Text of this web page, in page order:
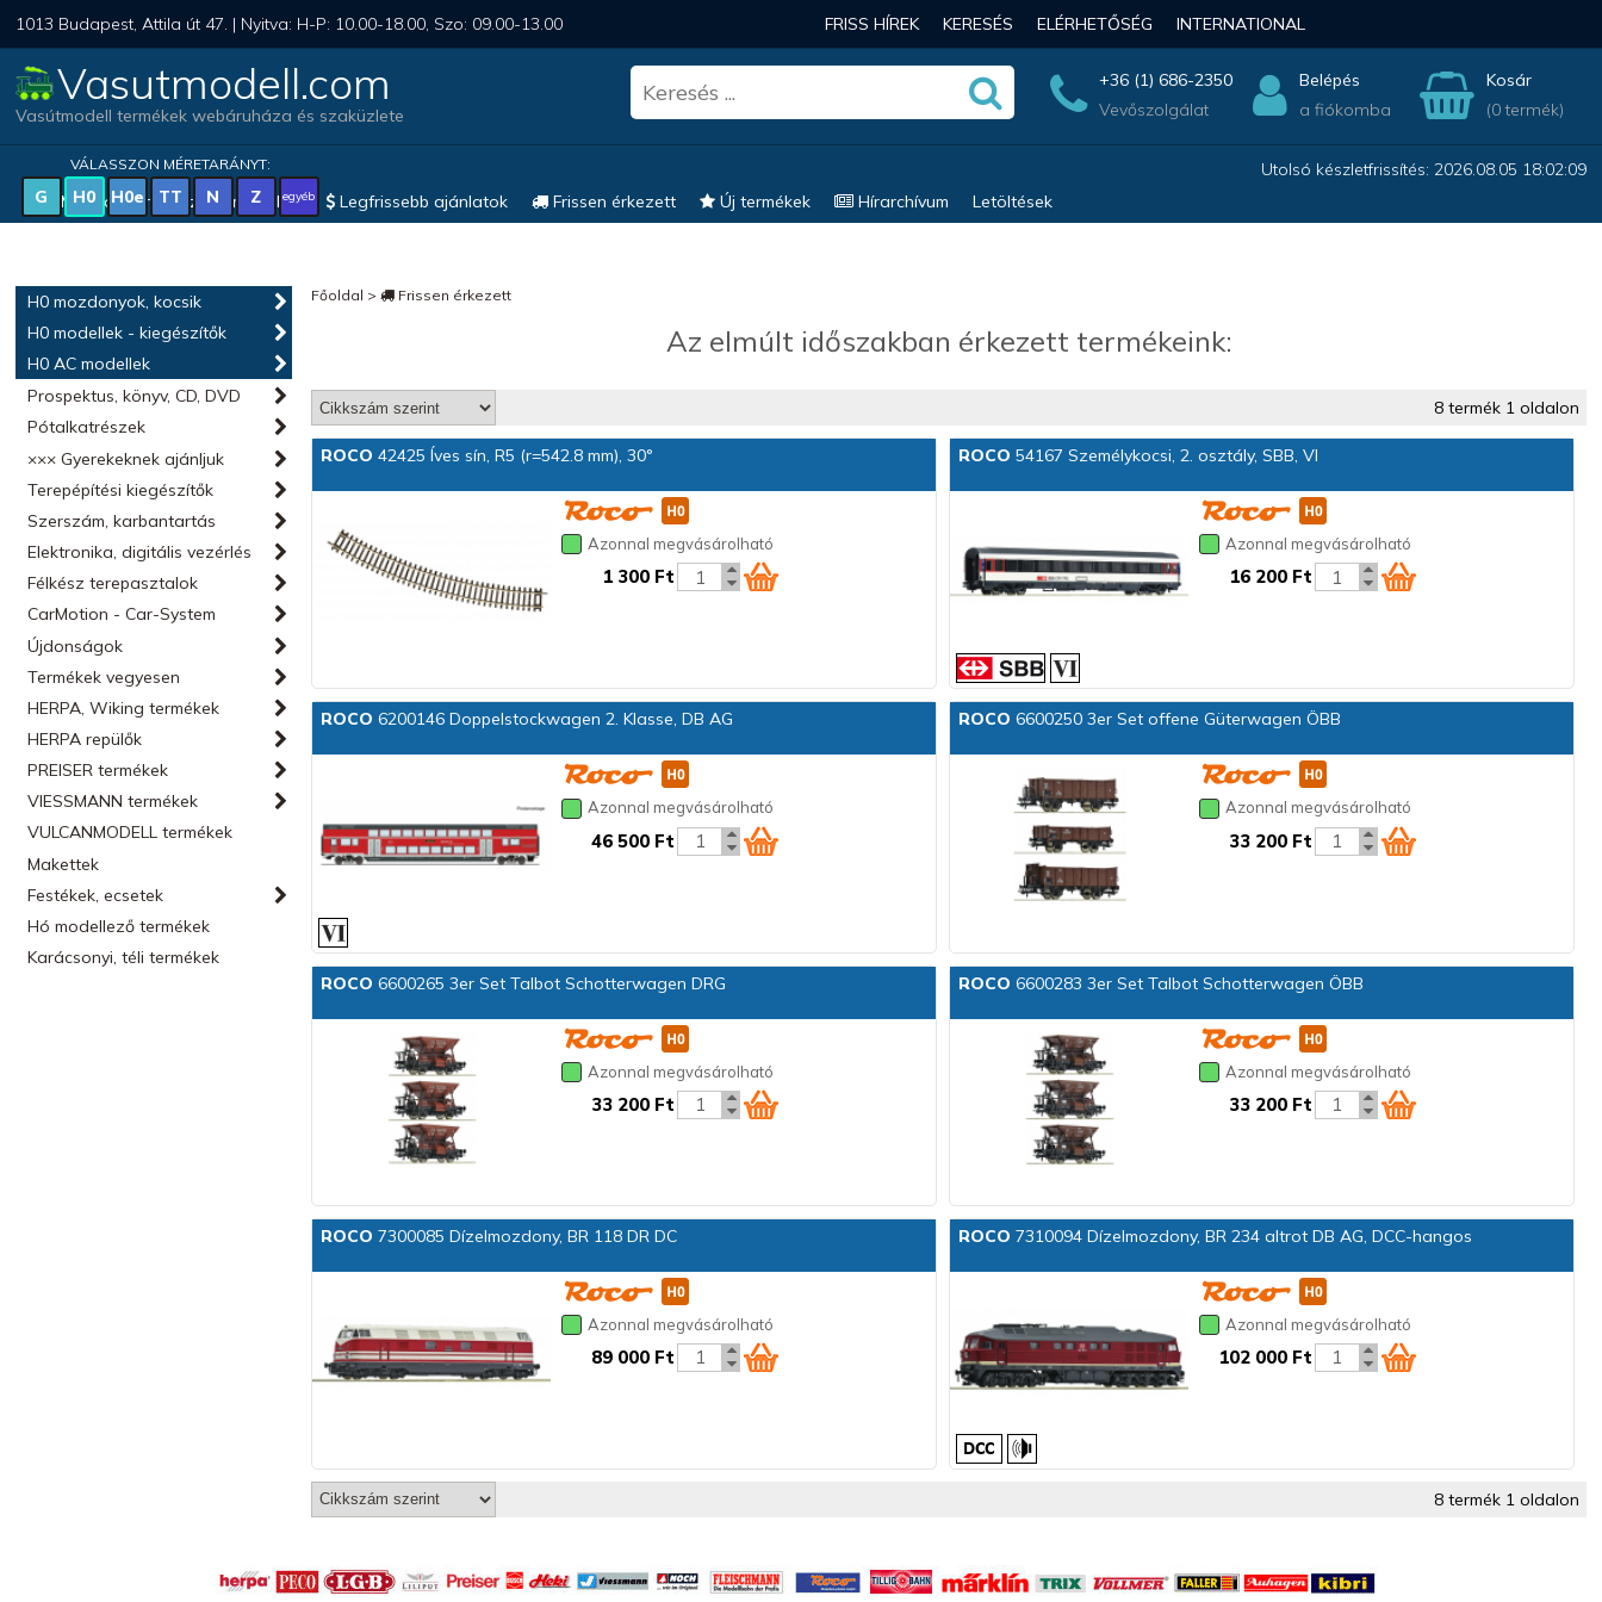
1013 Budapest, Attila út 47. | Nyitva: H-P: 10.00-18.00, Szo: 09.00-13.00 FRISS HÍREK KERESÉS ELÉRHETŐSÉG INTERNATIONAL
Vasutmodell.com
Vasútmodell termékek webáruháza és szaküzlete
+36 (1) 686-2350
Vevőszolgálat
Belépés
a fiókomba
Kosár
(0 termék)
VÁLASSZON MÉRETARÁNYT:
G H0 H0e TT N Z egyéb
Utolsó készletfrissítés: 2026.08.05 18:02:09
Magyar vonatkozású modellek
Legfrissebb ajánlatok Frissen érkezett Új termékek Hírarchívum Letöltések
H0 mozdonyok, kocsik
H0 modellek - kiegészítők
H0 AC modellek
Prospektus, könyv, CD, DVD
Pótalkatrészek
××× Gyerekeknek ajánljuk
Terepépítési kiegészítők
Szerszám, karbantartás
Elektronika, digitális vezérlés
Félkész terepasztalok
CarMotion - Car-System
Újdonságok
Termékek vegyesen
HERPA, Wiking termékek
HERPA repülők
PREISER termékek
VIESSMANN termékek
VULCANMODELL termékek
Makettek
Festékek, ecsetek
Hó modellező termékek
Karácsonyi, téli termékek
Főoldal > Frissen érkezett
Az elmúlt időszakban érkezett termékeink:
8 termék 1 oldalon
ROCO 42425 Íves sín, R5 (r=542.8 mm), 30°
Azonnal megvásárolható
1 300 Ft
ROCO 54167 Személykocsi, 2. osztály, SBB, VI
Azonnal megvásárolható
16 200 Ft
ROCO 6200146 Doppelstockwagen 2. Klasse, DB AG
Azonnal megvásárolható
46 500 Ft
ROCO 6600250 3er Set offene Güterwagen ÖBB
Azonnal megvásárolható
33 200 Ft
ROCO 6600265 3er Set Talbot Schotterwagen DRG
Azonnal megvásárolható
33 200 Ft
ROCO 6600283 3er Set Talbot Schotterwagen ÖBB
Azonnal megvásárolható
33 200 Ft
ROCO 7300085 Dízelmozdony, BR 118 DR DC
Azonnal megvásárolható
89 000 Ft
ROCO 7310094 Dízelmozdony, BR 234 altrot DB AG, DCC-hangos
Azonnal megvásárolható
102 000 Ft
8 termék 1 oldalon